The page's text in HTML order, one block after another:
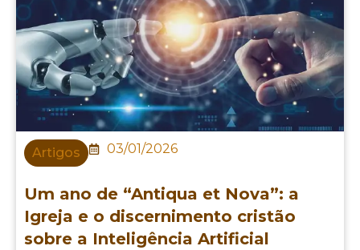
Artigos 03/01/2026
Um ano de “Antiqua et Nova”: a
Igreja e o discernimento cristão
sobre a Inteligência Artificial